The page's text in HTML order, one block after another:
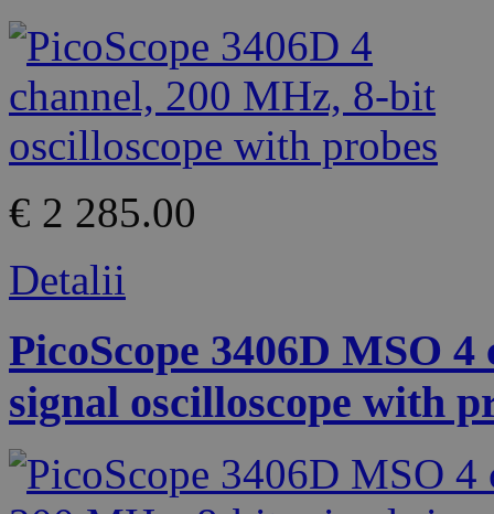
€ 2 285.00
Detalii
PicoScope 3406D MSO
signal oscilloscope with